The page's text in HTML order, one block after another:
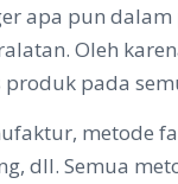
apa pun
Oleh
pada
metode
dll. Semua